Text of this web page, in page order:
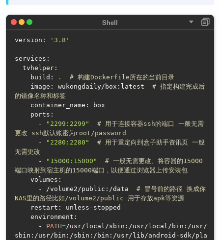
version: '3.8'
services:
    build:
.
# 构建Dockerfile所在的当前目录
    image: wukongdaily/box:latest
# 指定构建完成后
的镜像名称和标签
      -
"2299:2299"
# 用于连接容器ssh的端口 一般无需
更改 ssh默认账密为root/password
      -
"2280:2280"
# 用于重定向到盒子助手资讯页 一般
无需更改
      -
"15000:15000"
# 一般无需更改、将容器的15000
端口映射到宿主机的15000端口，以便通过浏览器上传安装包
      - /volume2/public:/data
# 冒号前的路径 换成你
NAS里的路径比如/volume2/public 用于存放apk等资源
      -
PATH=/usr/local/sbin:/usr/local/bin:/usr/
sbin:/usr/bin:/sbin:/bin:/usr/lib/android-sdk/pla